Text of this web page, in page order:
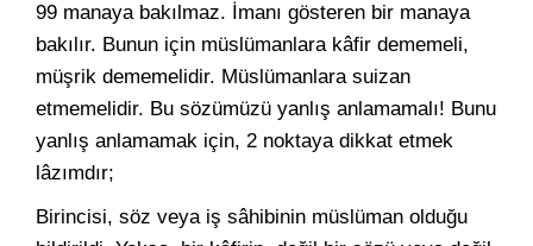
99 manaya bakılmaz. İmanı gösteren bir manaya
bakılır. Bunun için müslümanlara kâfir dememeli,
müşrik dememelidir. Müslümanlara suizan
etmemelidir. Bu sözümüzü yanlış anlamamalı! Bunu
yanlış anlamamak için, 2 noktaya dikkat etmek
lâzımdır;
Birincisi, söz veya iş sâhibinin müslüman olduğu